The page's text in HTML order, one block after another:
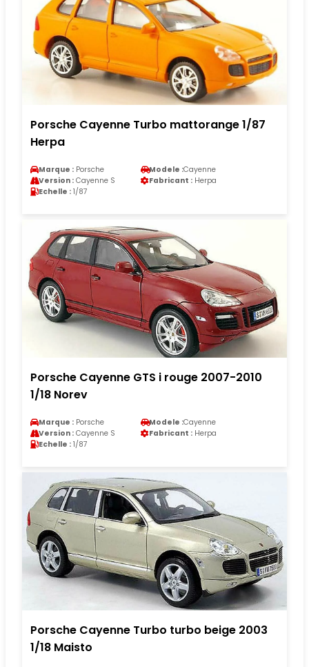
Porsche Cayenne Turbo mattorange 1/87
Herpa
Marque : Porsche Modele :Cayenne
Version : Cayenne S Fabricant : Herpa
Echelle : 1/87
Porsche Cayenne GTS i rouge 2007-2010
1/18 Norev
Marque : Porsche Modele :Cayenne
Version : Cayenne S Fabricant : Herpa
Echelle : 1/87
Porsche Cayenne Turbo turbo beige 2003
1/18 Maisto